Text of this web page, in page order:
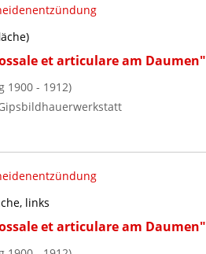
et articulare am Daumen"
1900 - 1912)
links
et articulare am Daumen"